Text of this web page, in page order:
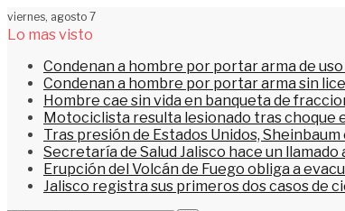
viernes, agosto 7
Lo mas visto
Condenan a hombre por portar arma de
Condenan a hombre por portar arma sin
Hombre cae sin vida en banqueta de
Motociclista resulta lesionado tras choque
Tras presión de Estados Unidos,
Secretaría de Salud Jalisco hace un
Erupción del Volcán de Fuego obliga a
Jalisco registra sus primeros dos casos de